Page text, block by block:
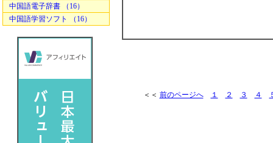
中国語電子辞書 （16）
中国語学習ソフト （16）
＜＜ 前のページへ １ ２ ３ ４